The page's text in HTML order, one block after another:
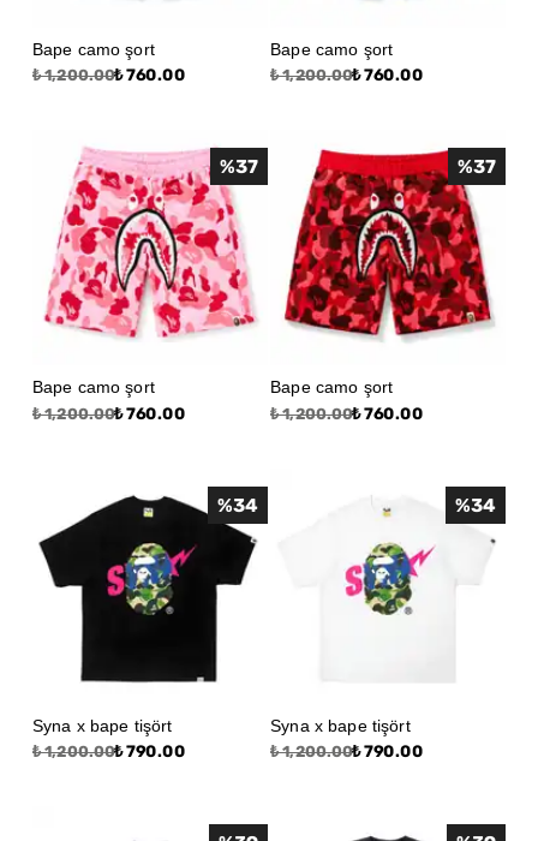
Bape camo şort
₺ 1,200.00₺ 760.00
Bape camo şort
₺ 1,200.00₺ 760.00
Bape camo şort
₺ 1,200.00₺ 760.00
%37
Bape camo şort
₺ 1,200.00₺ 760.00
%37
Syna x bape tişört
₺ 1,200.00₺ 790.00
%34
Syna x bape tişört
₺ 1,200.00₺ 790.00
%34